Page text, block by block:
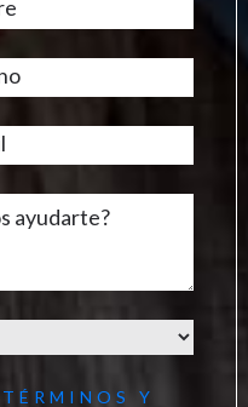
TÉRMINOS Y